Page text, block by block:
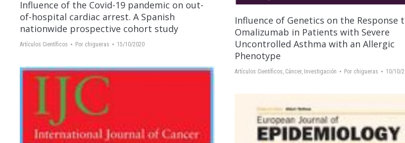
Influence of the Covid-19 pandemic on out-
of-hospital cardiac arrest. A Spanish
nationwide prospective cohort study
Artículos Científicos Por chigueras 15/10/2020
Influence of Genetics on the Response
Omalizumab in Patients with Severe
Uncontrolled Asthma with an Allergic
Phenotype
Artículos Científicos, Cáncer, Investigación Por chigueras 10/10/